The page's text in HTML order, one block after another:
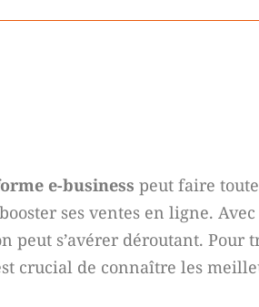
e-business peut faire
ses ventes en ligne.
s’avérer déroutant. Pour
crucial de connaître les